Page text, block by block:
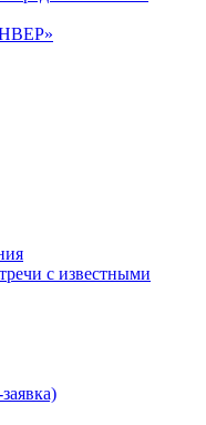
с известными